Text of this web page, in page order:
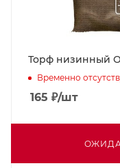
Временно
165 ₽/шт